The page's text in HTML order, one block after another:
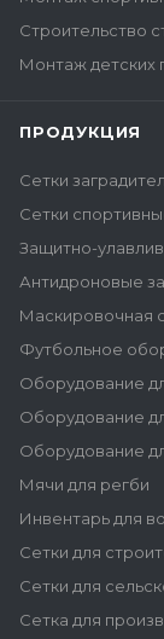
Строительство
Монтаж детских
ПРОДУКЦИЯ
Сетки
Сетки
Защитно-
Антидроновые
Маскировочная
Футбольное
Оборудование
Оборудование
Оборудование
Мячи для регби
Инвентарь для
Сетки для
Сетки для
Сетка для